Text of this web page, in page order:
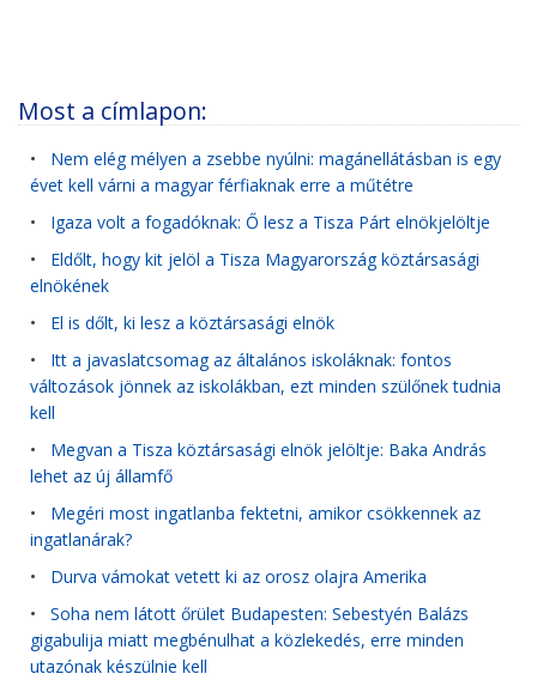
Most a címlapon:
• Nem elég mélyen a zsebbe nyúlni: magánellátásban is egy
évet kell várni a magyar férfiaknak erre a műtétre
• Igaza volt a fogadóknak: Ő lesz a Tisza Párt elnökjelöltje
• Eldőlt, hogy kit jelöl a Tisza Magyarország köztársasági
elnökének
• El is dőlt, ki lesz a köztársasági elnök
• Itt a javaslatcsomag az általános iskoláknak: fontos
változások jönnek az iskolákban, ezt minden szülőnek tudnia
kell
• Megvan a Tisza köztársasági elnök jelöltje: Baka András
lehet az új államfő
• Megéri most ingatlanba fektetni, amikor csökkennek az
ingatlanárak?
• Durva vámokat vetett ki az orosz olajra Amerika
• Soha nem látott őrület Budapesten: Sebestyén Balázs
gigabulija miatt megbénulhat a közlekedés, erre minden
utazónak készülnie kell